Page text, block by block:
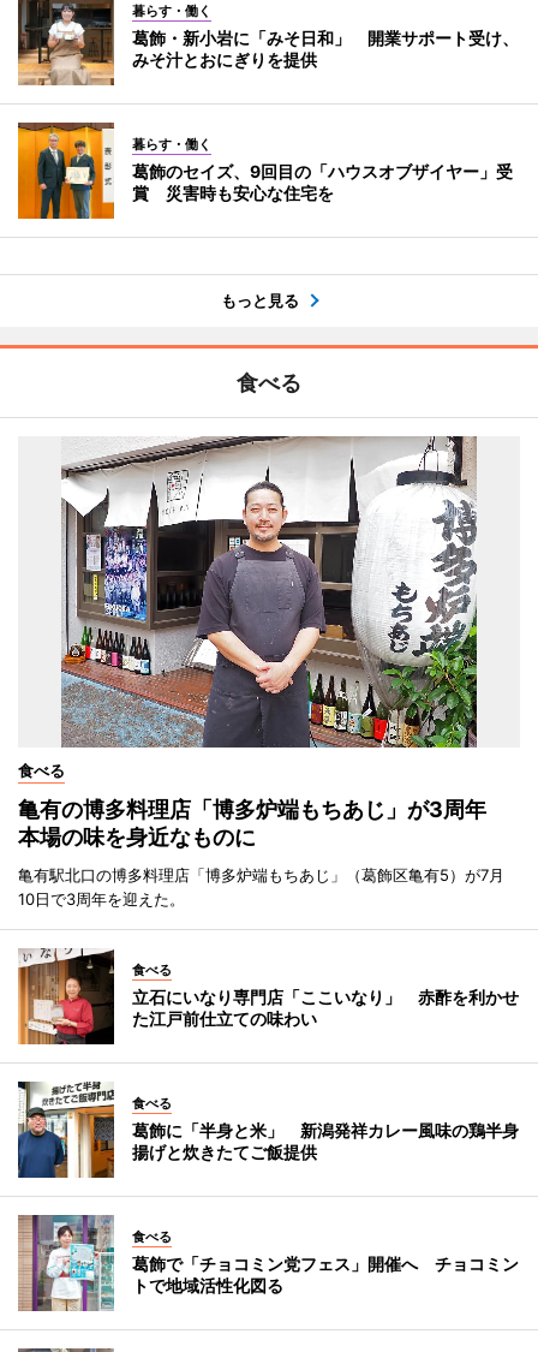
暮らす・働く
葛飾・新小岩に「みそ日和」 開業サポート受け、
みそ汁とおにぎりを提供
暮らす・働く
葛飾のセイズ、9回目の「ハウスオブザイヤー」受
賞 災害時も安心な住宅を
もっと見る
食べる
食べる
亀有の博多料理店「博多炉端もちあじ」が3周年
本場の味を身近なものに
亀有駅北口の博多料理店「博多炉端もちあじ」（葛飾区亀有5）が7月
10日で3周年を迎えた。
食べる
立石にいなり専門店「ここいなり」 赤酢を利かせ
た江戸前仕立ての味わい
食べる
葛飾に「半身と米」 新潟発祥カレー風味の鶏半身
揚げと炊きたてご飯提供
食べる
葛飾で「チョコミン党フェス」開催へ チョコミン
トで地域活性化図る